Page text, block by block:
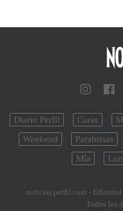
Diario Perfil Caras
Weekend
Parabrisas
Mía
noticias.perfil.com - Editorial
Todos los